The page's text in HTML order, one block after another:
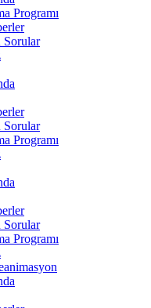
Programı
Sorular
Sorular
Programı
Sorular
Programı